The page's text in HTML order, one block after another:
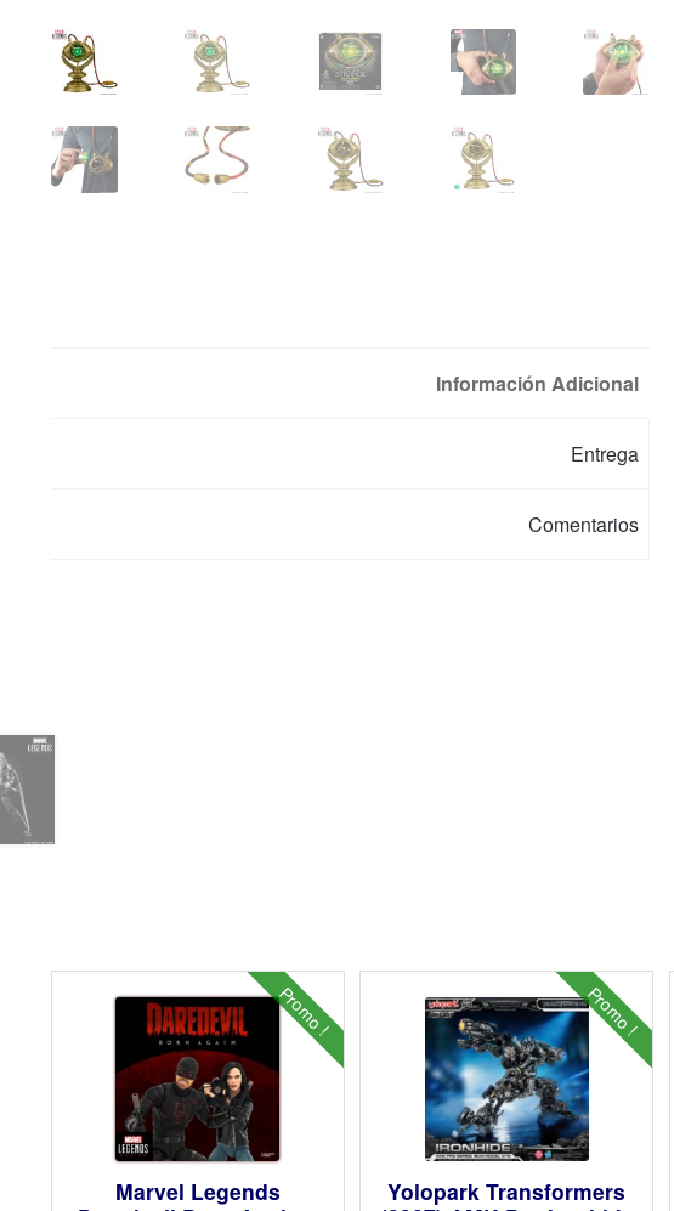
Información Adicional
Entrega
Comentarios
Promo !
Marvel Legends
Promo !
Yolopark Transformers